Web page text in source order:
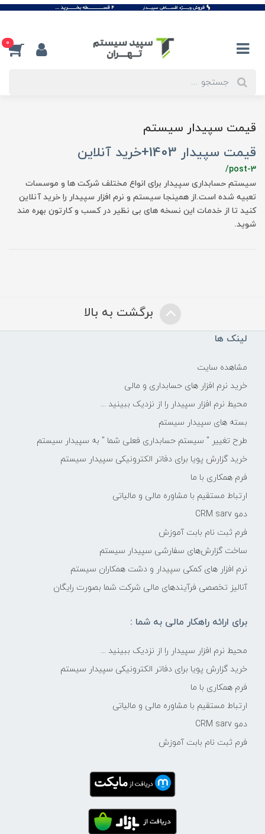
0
قیمت سپیدار سیستم
قیمت سپیدار 1403+خرید آنلاین
/post-3
سیستم حسابداری سپیدار برای انواع مختلف شرکت ها و موسسات
تعبیه شده است.از همینجا سیستم و نرم افزار سپیدار را خرید آنلاین
کنید تا از خدمات این نسخه های بی نظیر در کسب و کارتون بهره مند
شوید.
برگشت به بالا
لینک ها
مشاهده سایت
خرید نرم افزار های حسابداری و مالی
محیط نرم افزار سپیدار را از نزدیک ببینید ...
بسته های سپیدار سیستم
طرح تغییر " سیستم حسابداری فعلی شما " به سپیدار سیستم
خرید گزارش پویا برای دفاتر الکترونیکی سپیدار سیستم
فرم همکاری با ما
ارتباط مستقیم با مشاوره مالی و مالیاتی
دمو CRM sarv
فرم ثبت نام بابت آموزش
ساخت گزارش‌های سفارشی سپیدار سیستم
نرم افزار های کمکی سپیدار و دشت همکاران سیستم
آنالیز تخصصی فرآیندهای مالی شرکت شما بصورت رایگان
برای ارائه راهکار مالی به شما :
محیط نرم افزار سپیدار را از نزدیک ببینید ...
خرید گزارش پویا برای دفاتر الکترونیکی سپیدار سیستم
فرم همکاری با ما
ارتباط مستقیم با مشاوره مالی و مالیاتی
دمو CRM sarv
فرم ثبت نام بابت آموزش